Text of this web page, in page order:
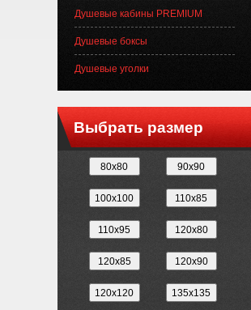
Душевые кабины PREMIUM
Душевые боксы
Душевые уголки
Выбрать размер